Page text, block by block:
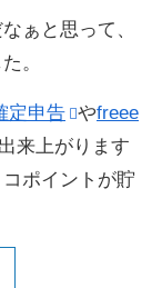
ぁと思って、
。
定申告 やfreee
来上がります
ポイントが貯